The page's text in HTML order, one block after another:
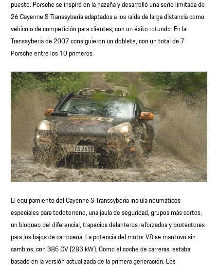
puesto. Porsche se inspiró en la hazaña y desarrolló una serie limitada de
26 Cayenne S Transsyberia adaptados a los raids de larga distancia como
vehículo de competición para clientes, con un éxito rotundo. En la
Transsyberia de 2007 consiguieron un doblete, con un total de 7
Porsche entre los 10 primeros.
El equipamiento del Cayenne S Transsyberia incluía neumáticos
especiales para todoterreno, una jaula de seguridad, grupos más cortos,
un bloqueo del diferencial, trapecios delanteros reforzados y protectores
para los bajos de carrocería. La potencia del motor V8 se mantuvo sin
cambios, con 385 CV (283 kW). Como el coche de carreras, estaba
basado en la versión actualizada de la primera generación. Los